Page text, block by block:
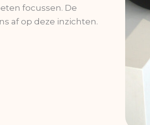
focussen. De
af op deze inzichten.